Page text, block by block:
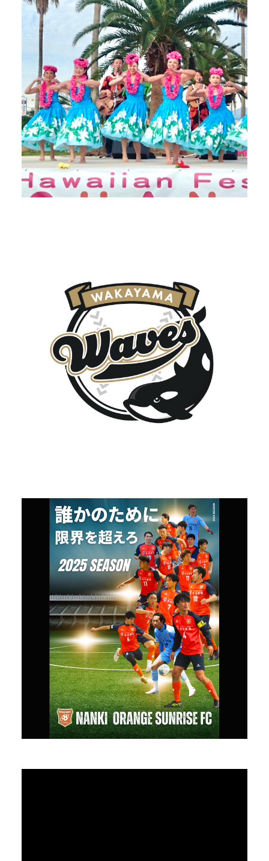
和歌山WAVES
KANSAI INDEPENDENT
BASEBALL LEAGUE
PROFILE
南紀オレンジサンライズFC
soccer team
PROFILE
DANCE LIVE
Dance
PROFILE